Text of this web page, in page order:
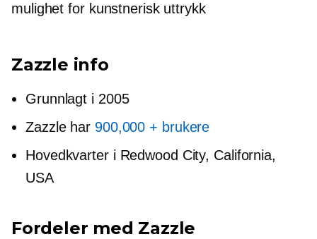
mulighet for kunstnerisk uttrykk
Zazzle info
Grunnlagt i 2005
Zazzle har 900,000 + brukere
Hovedkvarter i Redwood City, California,
USA
Fordeler med Zazzle